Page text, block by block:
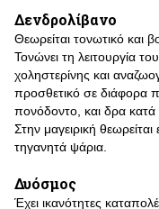
Δενδρολίβανο
Θεωρείται τονωτικό και
Τονώνει τη λειτουργία
χοληστερίνης και
προσθετικό σε διάφορα
πονόδοντο, και δρα κατά
Στην μαγειρική
τηγανητά ψάρια.
Δυόσμος
Έχει ικανότητες